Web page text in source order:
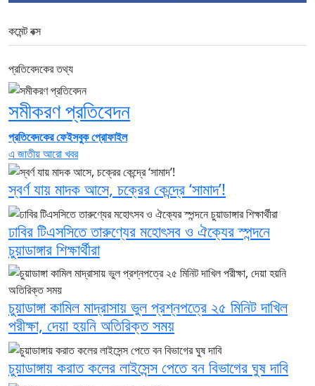
কমেন্ট বক্স
প্রতিবেদকের তথ্য
সমীকরণ প্রতিবেদন
প্রতিবেদকের ফেইসবুক প্রোফাইল
এ জাতীয় আরো খবর
স্বর্ণ যায় মাদক আসে, চক্রের কেন্দ্রে ‘সামাদ’!
ঢাবির টিএসসিতে তারুণ্যের মহোৎসব ও ঐক্যের স্পন্দনে
চুয়াডাঙ্গার শিক্ষার্থীরা
চুয়াডাঙ্গা কামিল মাদ্রাসায় ভুল প্রশ্নপত্রে ২৫ মিনিট দাখিল
পরীক্ষা, দেয়া হয়নি অতিরিক্ত সময়
চুয়াডাঙ্গায় করাত কলের লাইসেন্স পেতে বন বিভাগের ঘুষ দাবি